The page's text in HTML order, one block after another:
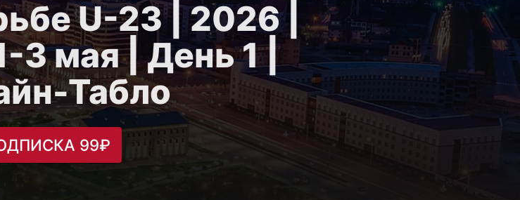
U-23 | 2026 |
3 мая | День 1 |
Табло
99₽